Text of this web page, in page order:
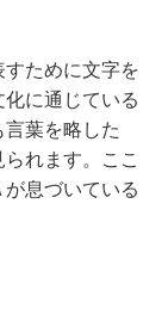
ために文字を
に通じている
葉を略した
れます。ここ
息づいている